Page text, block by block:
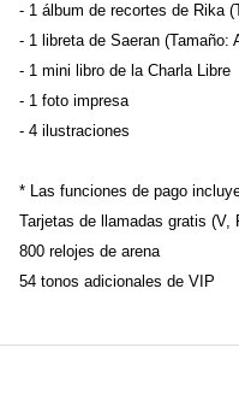
- 1 álbum de recortes de Rika
- 1 libreta de Saeran (Tamaño:
- 1 mini libro de la Charla Libre
- 1 foto impresa
- 4 ilustraciones
* Las funciones de pago
Tarjetas de llamadas gratis (V,
800 relojes de arena
54 tonos adicionales de VIP